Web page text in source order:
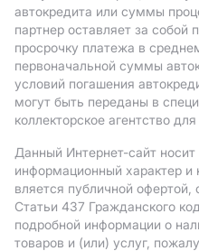
автокредита или суммы
партнер оставляет за собой
просрочку платежа в
первоначальной суммы
условий погашения
могут быть переданы в
коллекторское агентство
Данный Интернет-сайт
информационный характер и
вляется публичной
Статьи 437 Гражданского
подробной информации о
товаров и (или) услуг,